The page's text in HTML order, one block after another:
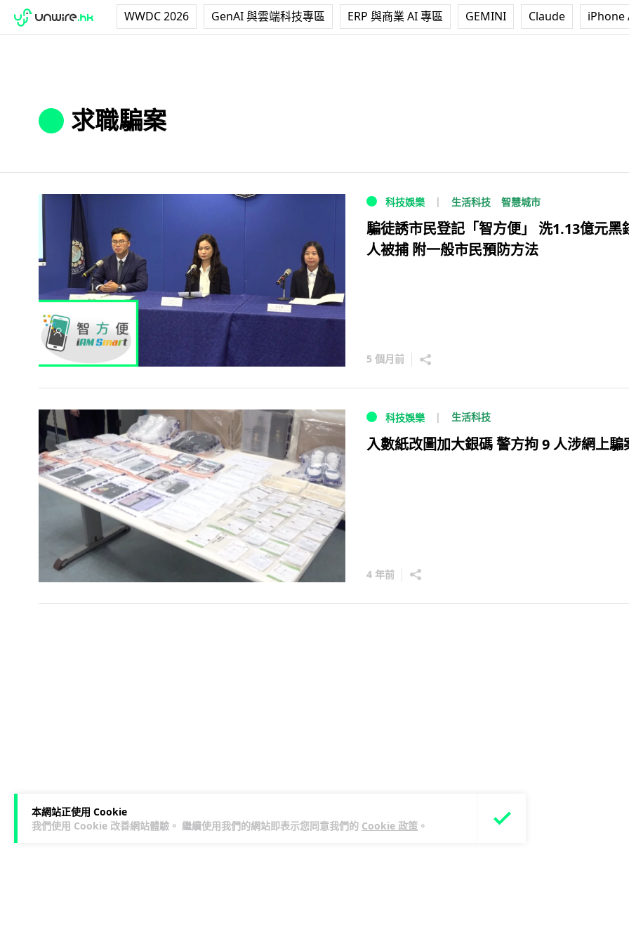
WWDC 2026 GenAI 與雲端科技專區 ERP 與商業 AI 專區 GEMINI Claude iPhone
本網站正使用 Cookie
我們使用 Cookie 改善網站體驗。 繼續使用我們的網站即表示您同意我們的 Cookie 政策 。
求職騙案
科技娛樂 生活科技 智慧城市
騙徒誘市民登記「智方便」 洗1.13億元黑
人被捕 附一般市民預防方法
5 個月前
科技娛樂 生活科技
入數紙改圖加大銀碼 警方拘 9 人涉網上騙
4 年前